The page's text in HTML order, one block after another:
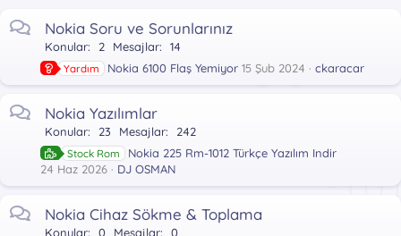
Nokia Soru ve Sorunlarınız
Konular 2 Mesajlar 14
Yardım Nokia 6100 Flaş Yemiyor 15 Şub 2024 ckaracar
Nokia Yazılımlar
Konular 23 Mesajlar 242
Stock Rom
Nokia 225 Rm-1012 Türkçe Yazılım Indir
24 Haz 2026
DJ OSMAN
Nokia Cihaz Sökme & Toplama
Konular 0 Mesajlar
0